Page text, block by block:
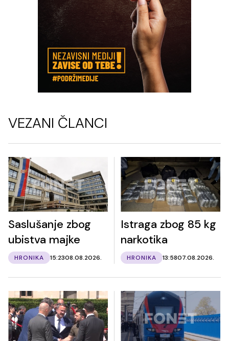
VEZANI ČLANCI
Saslušanje zbog
ubistva majke
HRONIKA 15:2308.08.2026.
Istraga zbog 85 kg
narkotika
HRONIKA 13:5807.08.2026.